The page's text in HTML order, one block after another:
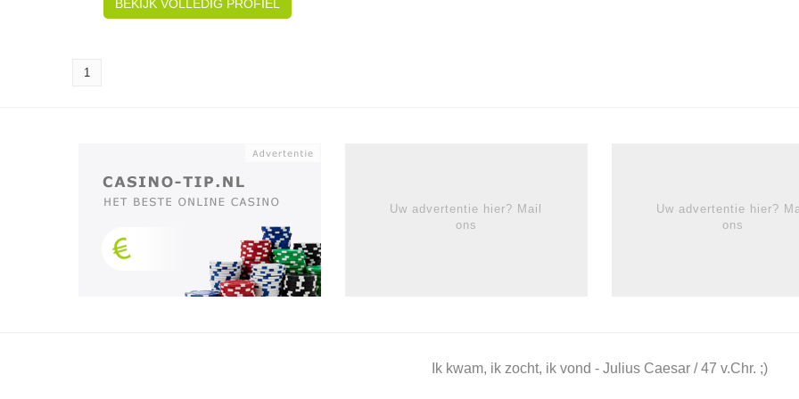
BEKIJK VOLLEDIG PROFIEL
1
Uw advertentie hier? Mail
ons
Uw advertentie hier?
ons
Ik kwam, ik zocht, ik vond - Julius Caesar / 47 v.Chr. ;)